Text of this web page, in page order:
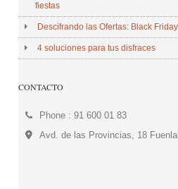
fiestas
Descifrando las Ofertas: Black
4 soluciones para tus disfraces
CONTACTO
Phone : 91 600 01 83
Avd. de las Provincias, 18